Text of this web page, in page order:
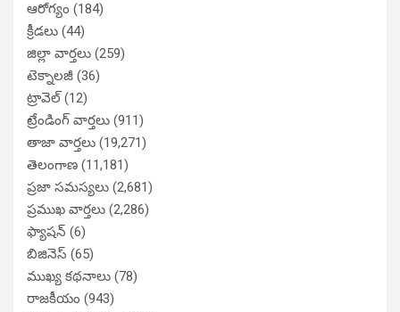
ఆరోగ్యం (184)
క్రీడలు (44)
జిల్లా వార్తలు (259)
టెక్నాలజీ (36)
ట్రావెల్(12)
ట్రేండింగ్ వార్తలు (911)
తాజా వార్తలు (19,271)
తెలంగాణ (11,181)
ప్రజా సమస్యలు (2,681)
ప్రముఖ వార్తలు (2,286)
ఫ్యాషన్ (6)
బిజినెస్ (65)
ముఖ్య కథనాలు (78)
రాజకీయం (943)